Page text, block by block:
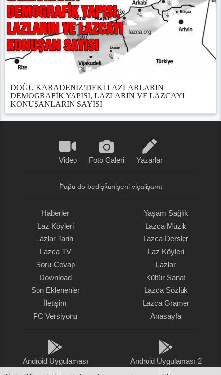
DOĞU KARADENİZ’DEKİ LAZLARLARIN
DEMOGRAFİK YAPISI, LAZLARIN VE LAZCAYI
KONUŞANLARIN SAYISI
Video Foto Galeri Yazarlar
P̌ap̌u do bedişǩunişeni viçalişamt
Haberler
Laz Köyleri
Lazlar Tarihi
Lazca TV
Soru-Cevap
Download
Son Eklenenler
İletişim
PC Versiyonu
Yaşam Sağlık
Lazca Müzik
Lazca Dersler
Laz Köyleri
Lazlar
Kültür Sanat
Lazca Sözlük
Lazca Gramer
Anasayfa
Android Uygulaması
Android Uygulaması 2